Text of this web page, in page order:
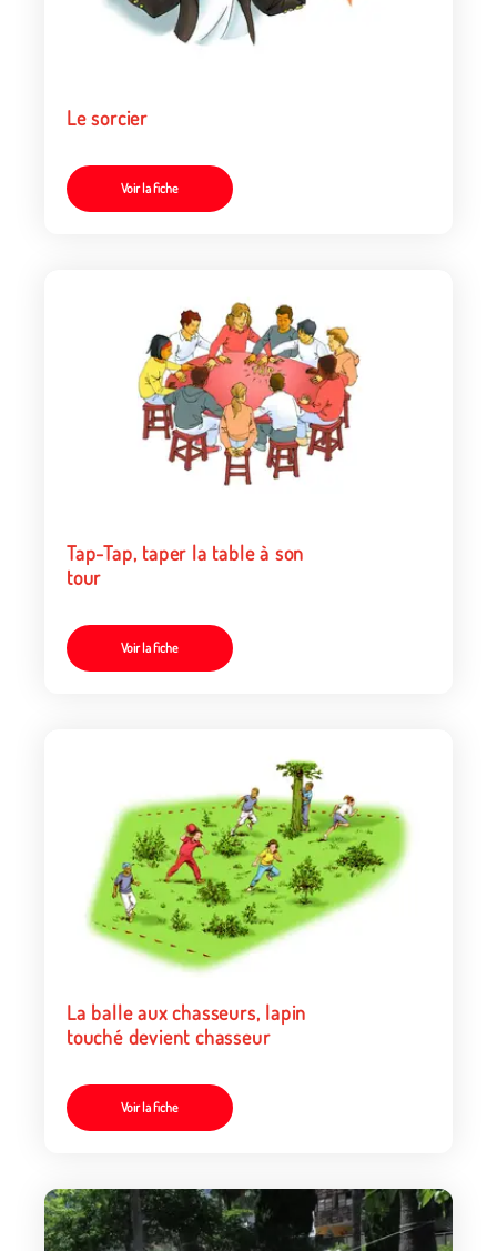
Le sorcier
Voir la fiche
Tap-Tap, taper la table à son
tour
Voir la fiche
La balle aux chasseurs, lapin
touché devient chasseur
Voir la fiche